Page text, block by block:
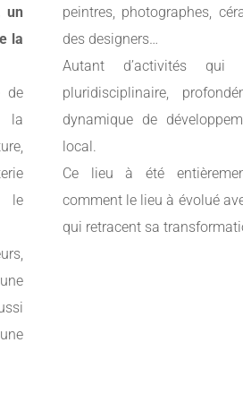
un
la
de
la
le
peintres, photographes,
des designers…
Autant d’activités
pluridisciplinaire,
dynamique de
local.
Ce lieu à été
comment le lieu à évolué
qui retracent sa